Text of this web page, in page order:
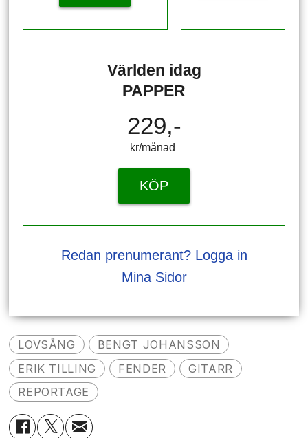
Världen idag
PAPPER
229,-
kr/månad ​​​​​​
KÖP
Redan prenumerant? Logga in
Mina Sidor
LOVSÅNG
BENGT JOHANSSON
ERIK TILLING
FENDER
GITARR
REPORTAGE